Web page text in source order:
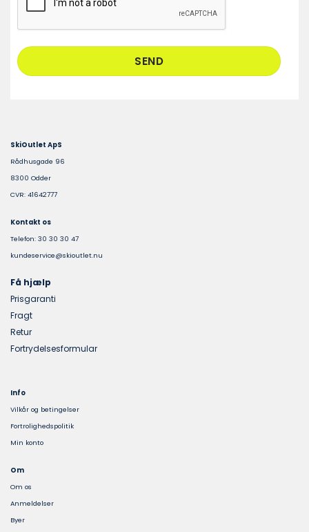
SkiOutlet ApS
Rådhusgade 96
8300 Odder
CVR: 41642777
Kontakt os
Telefon: 30 30 30 47
kundeservice@skioutlet.nu
Få hjælp
Prisgaranti
Fragt
Retur
Fortrydelsesformular
Info
Vilkår og betingelser
Fortrolighedspolitik
Min konto
Om
Om os
Anmeldelser
Byer